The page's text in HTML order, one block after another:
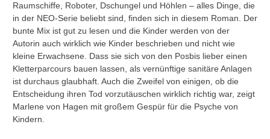
Raumschiffe, Roboter, Dschungel und Höhlen – alles Dinge, die
in der NEO-Serie beliebt sind, finden sich in diesem Roman. Der
bunte Mix ist gut zu lesen und die Kinder werden von der
Autorin auch wirklich wie Kinder beschrieben und nicht wie
kleine Erwachsene. Dass sie sich von den Posbis lieber einen
Kletterparcours bauen lassen, als vernünftige sanitäre Anlagen
ist durchaus glaubhaft. Auch die Zweifel von einigen, ob die
Entscheidung ihren Tod vorzutäuschen wirklich richtig war, zeigt
Marlene von Hagen mit großem Gespür für die Psyche von
Kindern.